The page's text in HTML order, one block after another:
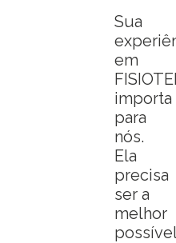
Sua
em
importa
para
nós.
Ela
precisa
ser a
melhor